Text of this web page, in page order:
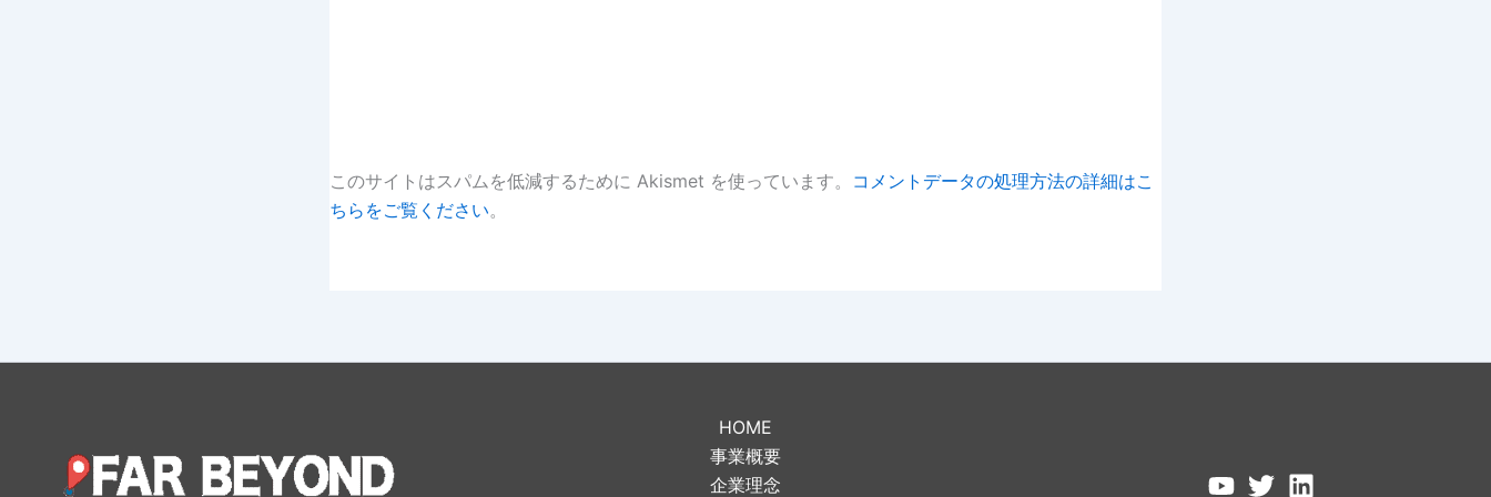
このサイトはスパムを低減するために Akismet を使っています。 コメントデータの処理方法の詳細はこ
ちらをご覧ください。
HOME
事業概要
企業理念